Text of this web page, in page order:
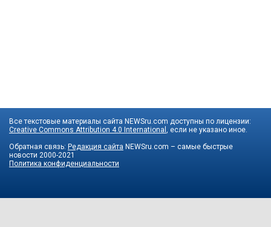
Все текстовые материалы сайта NEWSru.com доступны по лицензии:
Creative Commons Attribution 4.0 International
, если не указано иное.
Обратная связь: Редакция сайта NEWSru.com – самые быстрые
новости 2000-2021
Политика конфиденциальности